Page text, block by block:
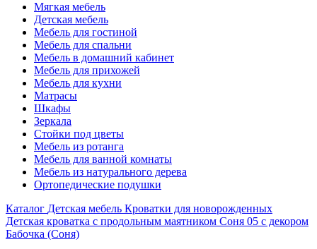
Мягкая мебель
Детская мебель
Мебель для гостиной
Мебель для спальни
Мебель в домашний кабинет
Мебель для прихожей
Мебель для кухни
Матрасы
Шкафы
Зеркала
Стойки под цветы
Мебель из ротанга
Мебель для ванной комнаты
Мебель из натурального дерева
Ортопедические подушки
Каталог Детская мебель Кроватки для новорожденных
Детская кроватка с продольным маятником Соня 05 с декором
Бабочка (Соня)